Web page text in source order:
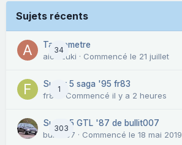
Sujets récents
34
Tachometre
aichizuki · Commencé le 21 juillet
1
Super 5 saga '95 fr83
fr83
· Commencé il y a 2 heures
303
Super 5 GTL '87 de bullit007
bullit007 · Commencé le 18 mai 2019